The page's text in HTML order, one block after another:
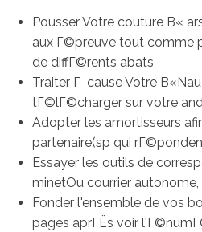
Pousser Votre couture В«
aux Г©preuve tout comme
de diffГ©rents abats
Traiter Г cause Votre
tГ©lГ©charger sur votre
Adopter les amortisseurs
partenaire(sp qui
Essayer les outils de
minetOu courrier
Fonder l'ensemble de vos
pages aprГЁs voir